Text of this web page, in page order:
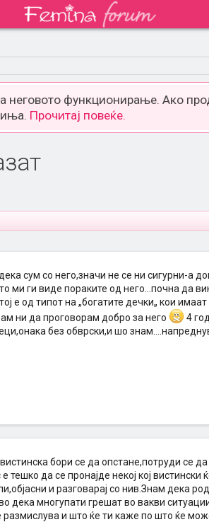
неговото функционирање. Ако
Прочитај повеќе.
сум со него,значи не се ни сигурни-а
ми ги виде пораките од него...почна да
е од типот на „богатите дечки„ кои
ни да проговорам добро за него
4
без обврски,и шо
бори се да опстане,потруди се
тешко да се пронајде некој кој
и разговарај со нив.Знам дека
дека многупати грешат во вакви
размислува и што ќе ти каже по што ќе